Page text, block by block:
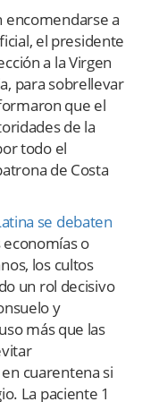
encomendarse a
el presidente
a la Virgen
para sobrellevar
que el
de la
todo el
de Costa
se debaten
o
los cultos
un rol decisivo
y
más que las
cuarentena si
La paciente 1